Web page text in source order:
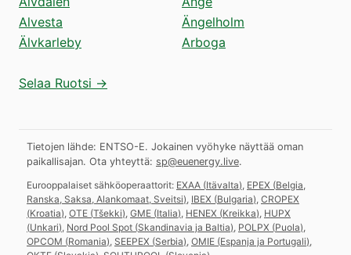
Alvesta
Älvkarleby
Ängelholm
Arboga
Selaa Ruotsi →
Tietojen lähde: ENTSO-E. Jokainen vyöhyke näyttää oman
paikallisajan. Ota yhteyttä: sp@euenergy.live.
Eurooppalaiset sähköoperaattorit: EXAA (Itävalta) EPEX (Belgia,
Ranska, Saksa, Alankomaat, Sveitsi) IBEX (Bulgaria) CROPEX
(Kroatia) OTE (Tšekki) GME (Italia) HENEX (Kreikka) HUPX
(Unkari) Nord Pool Spot (Skandinavia ja Baltia) POLPX (Puola)
OPCOM (Romania) SEEPEX (Serbia) OMIE (Espanja ja Portugali)